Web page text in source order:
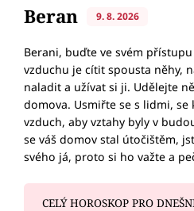
Beran 9. 8. 2026
Berani, buďte ve svém
vzduchu je cítit spousta něhy,
naladit a užívat si ji. Udělejte
domova. Usmiřte se s lidmi,
vzduch, aby vztahy byly v
se váš domov stal útočištěm,
svého já, proto si ho važte a
CELÝ HOROSKOP PRO